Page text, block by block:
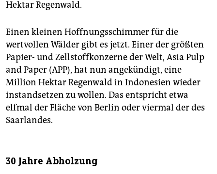
Hektar Regenwald.
Einen kleinen Hoffnungsschimmer für die
wertvollen Wälder gibt es jetzt. Einer der größten
Papier- und Zellstoffkonzerne der Welt, Asia Pulp
and Paper (APP), hat nun angekündigt, eine
Million Hektar Regenwald in Indonesien wieder
instandsetzen zu wollen. Das entspricht etwa
elfmal der Fläche von Berlin oder viermal der des
Saarlandes.
30 Jahre Abholzung